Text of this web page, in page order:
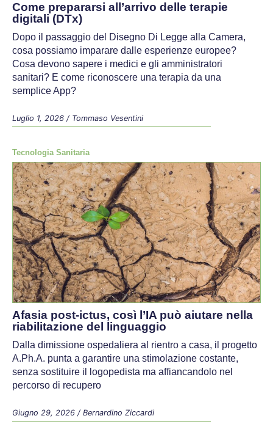
Come prepararsi all’arrivo delle terapie
digitali (DTx)
Dopo il passaggio del Disegno Di Legge alla Camera,
cosa possiamo imparare dalle esperienze europee?
Cosa devono sapere i medici e gli amministratori
sanitari? E come riconoscere una terapia da una
semplice App?
Luglio 1, 2026 / Tommaso Vesentini
Tecnologia Sanitaria
Afasia post-ictus, così l’IA può aiutare nella
riabilitazione del linguaggio
Dalla dimissione ospedaliera al rientro a casa, il progetto
A.Ph.A. punta a garantire una stimolazione costante,
senza sostituire il logopedista ma affiancandolo nel
percorso di recupero
Giugno 29, 2026 / Bernardino Ziccardi